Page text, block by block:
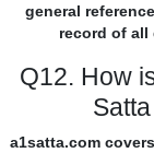
general
record of all
Q12. How
a1satta.com